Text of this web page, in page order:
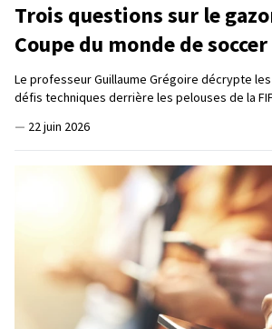
Trois questions sur le
Coupe du monde de soccer
Le professeur Guillaume Grégoire décrypte
défis techniques derrière les pelouses de la
— 22 juin 2026